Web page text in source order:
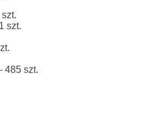
szt.
485 szt.